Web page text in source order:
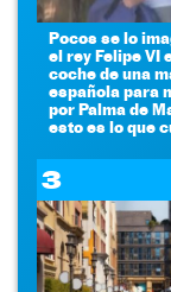
Pocos se lo
el rey Felipe VI
coche de una
española para
por Palma de
esto es lo que
3